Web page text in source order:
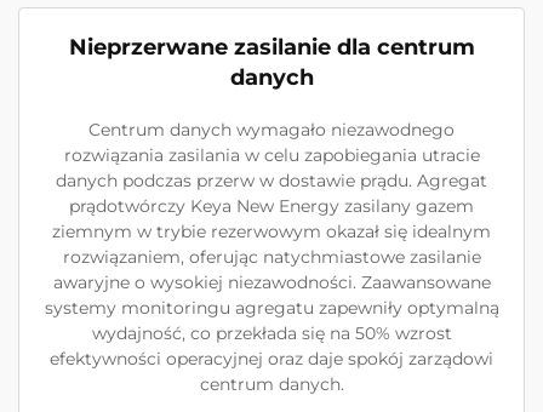
Nieprzerwane zasilanie dla centrum
danych
Centrum danych wymagało niezawodnego
rozwiązania zasilania w celu zapobiegania utracie
danych podczas przerw w dostawie prądu. Agregat
prądotwórczy Keya New Energy zasilany gazem
ziemnym w trybie rezerwowym okazał się idealnym
rozwiązaniem, oferując natychmiastowe zasilanie
awaryjne o wysokiej niezawodności. Zaawansowane
systemy monitoringu agregatu zapewniły optymalną
wydajność, co przekłada się na 50% wzrost
efektywności operacyjnej oraz daje spokój zarządowi
centrum danych.